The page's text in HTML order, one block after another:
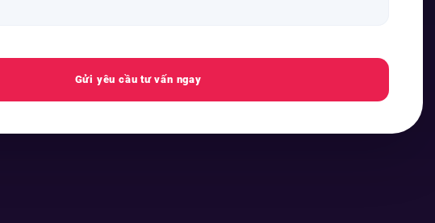
Gửi yêu cầu tư vấn ngay